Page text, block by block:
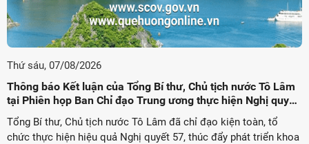
Thứ sáu, 07/08/2026
Thông báo Kết luận của Tổng Bí thư, Chủ tịch nước Tô Lâm
tại Phiên họp Ban Chỉ đạo Trung ương thực hiện Nghị quyết
57
Tổng Bí thư, Chủ tịch nước Tô Lâm đã chỉ đạo kiện toàn, tổ
chức thực hiện hiệu quả Nghị quyết 57, thúc đẩy phát triển khoa